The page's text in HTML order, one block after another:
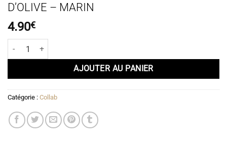
D’OLIVE – MARIN
4.90€
quantité de Sardines à l'ancienne à l'huile d'olive - Marin
AJOUTER AU PANIER
Catégorie : Collab